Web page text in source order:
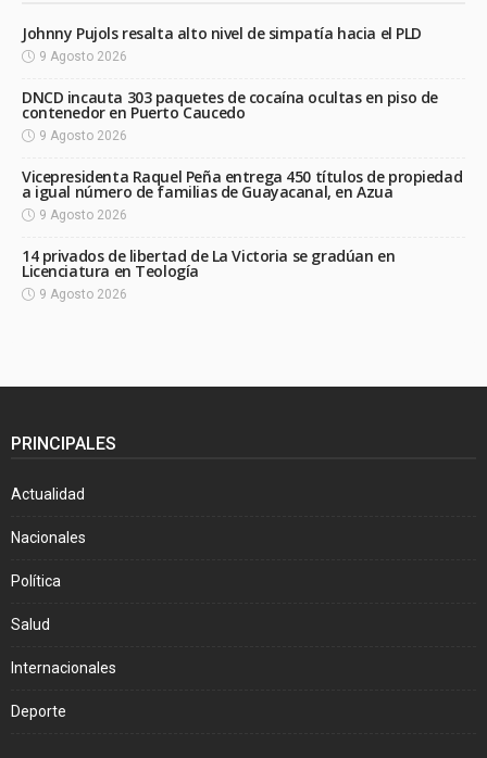
Johnny Pujols resalta alto nivel de simpatía hacia el PLD
9 Agosto 2026
DNCD incauta 303 paquetes de cocaína ocultas en piso de
contenedor en Puerto Caucedo
9 Agosto 2026
Vicepresidenta Raquel Peña entrega 450 títulos de propiedad
a igual número de familias de Guayacanal, en Azua
9 Agosto 2026
14 privados de libertad de La Victoria se gradúan en
Licenciatura en Teología
9 Agosto 2026
PRINCIPALES
Actualidad
Nacionales
Política
Salud
Internacionales
Deporte